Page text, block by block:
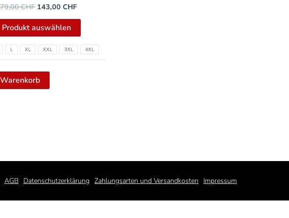
CHF 143,00 CHF
Produkt auswählen
L XL XXL 3XL 4XL
AGB Datenschutzerklärung Zahlungsarten und Versandkosten Impressum